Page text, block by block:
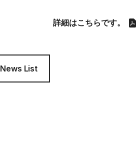
詳細はこちらです。
News List